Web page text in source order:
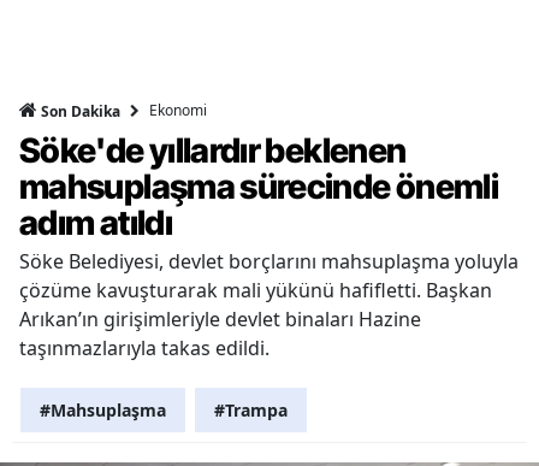
Son Dakika Ekonomi
Söke'de yıllardır beklenen
mahsuplaşma sürecinde önemli
adım atıldı
Söke Belediyesi, devlet borçlarını mahsuplaşma yoluyla
çözüme kavuşturarak mali yükünü hafifletti. Başkan
Arıkan’ın girişimleriyle devlet binaları Hazine
taşınmazlarıyla takas edildi.
#Mahsuplaşma #Trampa